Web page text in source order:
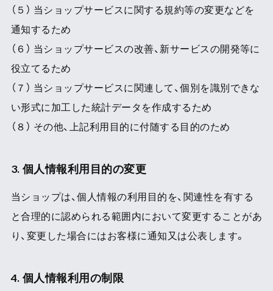
（５） 当ショップサービスに関する規約等の変更などを
通知するため
（６） 当ショップサービスの改善、新サービスの開発等に
役立てるため
（７） 当ショップサービスに関連して、個別を識別できな
い形式に加工した統計データを作成するため
（８） その他、上記利用目的に付随する目的のため
3. 個人情報利用目的の変更
当ショップは、個人情報の利用目的を、関連性を有する
と合理的に認められる範囲内において変更することがあ
り、変更した場合にはお客様に通知又は公表します。
4. 個人情報利用の制限